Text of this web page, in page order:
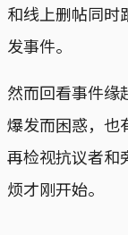
和线上删帖同时
发事件。
然而回看事件缘
爆发而困惑，也
再检视抗议者和
烦才刚开始。